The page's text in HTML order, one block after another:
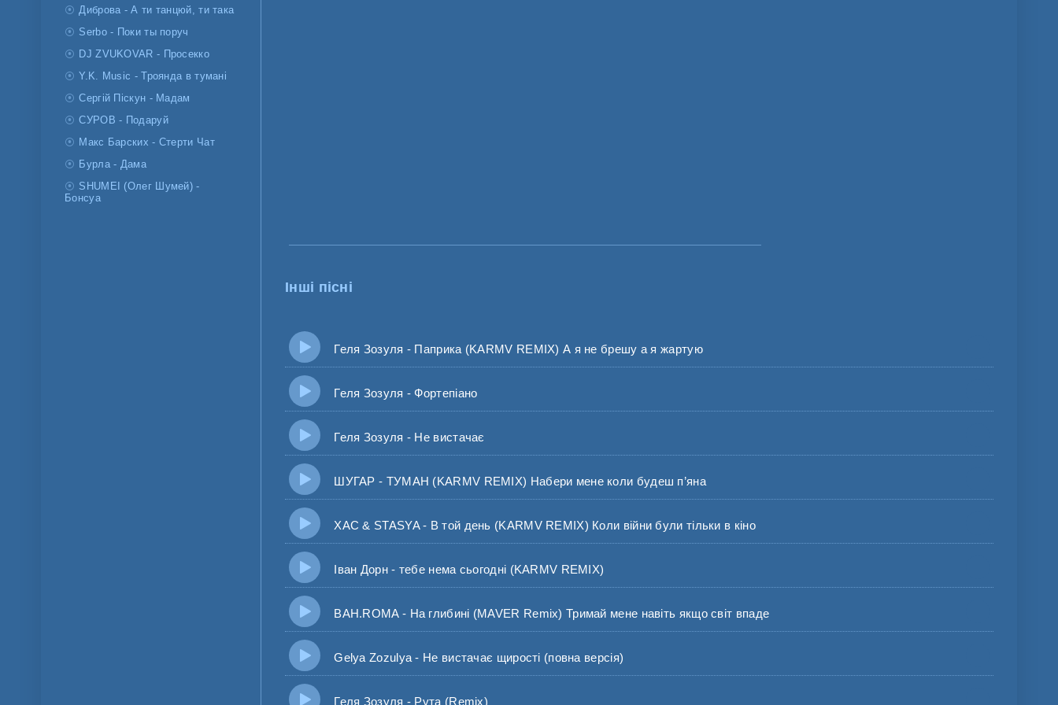
Диброва - А ти танцюй, ти така
Serbo - Поки ты поруч
DJ ZVUKOVAR - Просекко
Y.K. Music - Троянда в тумані
Сергій Піскун - Мадам
СУРОВ - Подаруй
Макс Барских - Стерти Чат
Бурла - Дама
SHUMEI (Олег Шумей) -
Бонсуа
Інші пісні
Геля Зозуля - Паприка (KARMV REMIX) А я не брешу а я жартую
Геля Зозуля - Фортепіано
Геля Зозуля - Не вистачає
ШУГАР - ТУМАН (KARMV REMIX) Набери мене коли будеш п’яна
ХАС & STASYA - В той день (KARMV REMIX) Коли війни були тільки в кіно
Іван Дорн - тебе нема сьогодні (KARMV REMIX)
BAH.ROMA - На глибині (MAVER Remix) Тримай мене навіть якщо світ впаде
Gelya Zozulya - Не вистачає щирості (повна версія)
Геля Зозуля - Рута (Remix)